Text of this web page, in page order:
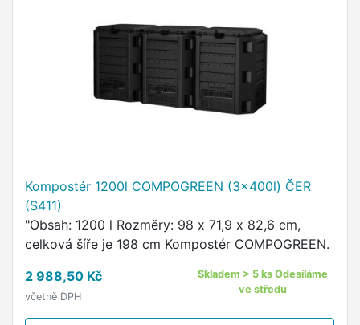
Kompostér 1200l COMPOGREEN (3x400l) ČER
(S411)
"Obsah: 1200 l Rozměry: 98 x 71,9 x 82,6 cm,
celková šíře je 198 cm Kompostér COMPOGREEN.
2 988,50 Kč
včetně DPH
Skladem > 5 ks Odesíláme
ve středu